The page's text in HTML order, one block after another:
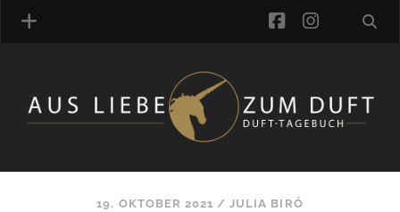
MANUFAKTUREN
DUFTNOTEN
facebook
19. OKTOBER 2021 /JULIA BIRÓ